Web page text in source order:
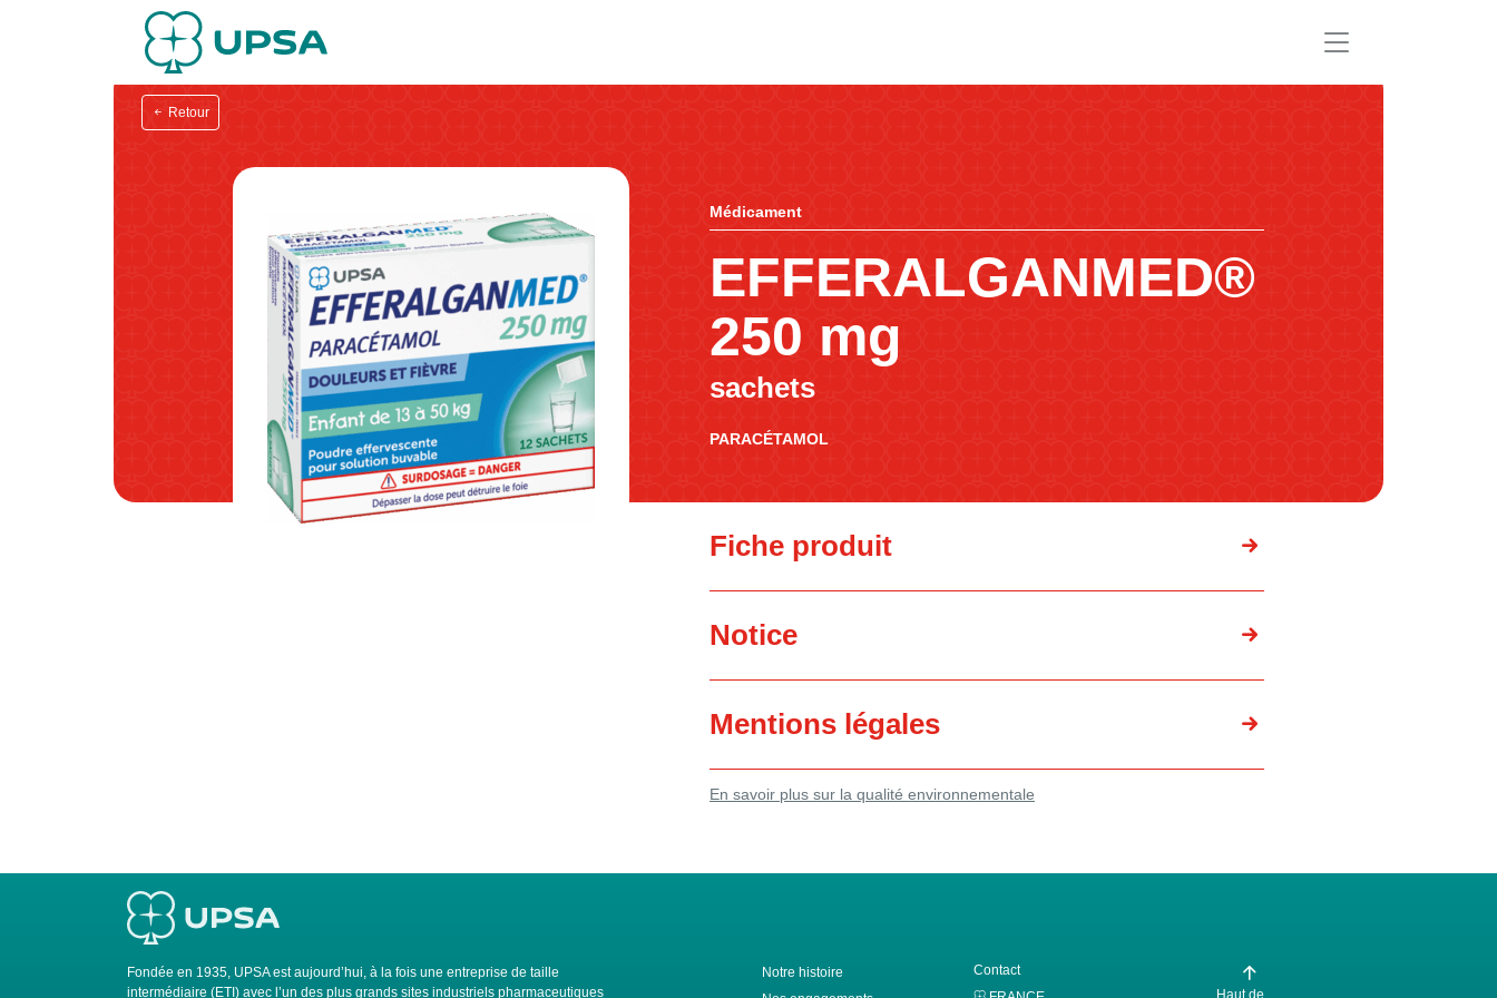
Retour
Médicament
EFFERALGANMED®
250 mg
sachets
PARACÉTAMOL
Fiche produit
Notice
Mentions légales
En savoir plus sur la qualité environnementale
Fondée en 1935, UPSA est aujourd’hui, à la fois une entreprise de taille
intermédiaire (ETI) avec l’un des plus grands sites industriels pharmaceutiques
Notre histoire
Contact
Haut de